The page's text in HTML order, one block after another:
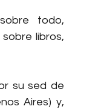
todo,
libros,
su sed de
Aires) y,